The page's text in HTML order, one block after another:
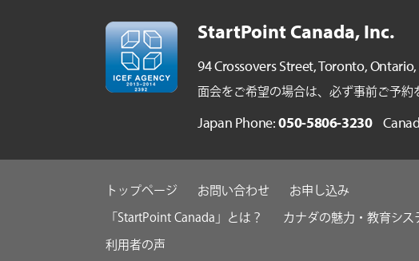
StartPoint Canada, Inc.
94 Crossovers Street,Toronto, Ontario,
面会をご希望の場合は、必ず事前ご予
Japan Phone:050-5806-3230
トップページ お問い合わせ
お申し込み
「StartPoint Canada」とは？
カナダの魅力・教育シス
利用者の声